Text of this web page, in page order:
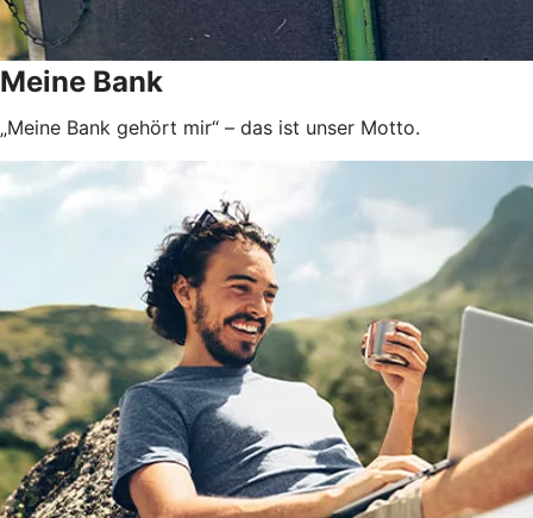
Meine Bank
„Meine Bank gehört mir“ – das ist unser Motto.